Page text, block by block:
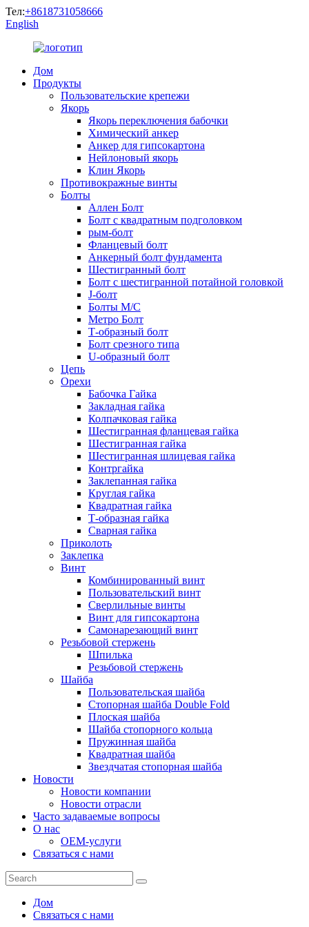
Тел:+8618731058666
English
Дом
Продукты
Пользовательские крепежи
Якорь
Якорь переключения бабочки
Химический анкер
Анкер для гипсокартона
Нейлоновый якорь
Клин Якорь
Противокражные винты
Болты
Аллен Болт
Болт с квадратным подголовком
рым-болт
Фланцевый болт
Анкерный болт фундамента
Шестигранный болт
Болт с шестигранной потайной головкой
J-болт
Болты М/С
Метро Болт
Т-образный болт
Болт срезного типа
U-образный болт
Цепь
Орехи
Бабочка Гайка
Закладная гайка
Колпачковая гайка
Шестигранная фланцевая гайка
Шестигранная гайка
Шестигранная шлицевая гайка
Контргайка
Заклепанная гайка
Круглая гайка
Квадратная гайка
Т-образная гайка
Сварная гайка
Приколоть
Заклепка
Винт
Комбинированный винт
Пользовательский винт
Сверлильные винты
Винт для гипсокартона
Самонарезающий винт
Резьбовой стержень
Шпилька
Резьбовой стержень
Шайба
Пользовательская шайба
Стопорная шайба Double Fold
Плоская шайба
Шайба стопорного кольца
Пружинная шайба
Квадратная шайба
Звездчатая стопорная шайба
Новости
Новости компании
Новости отрасли
Часто задаваемые вопросы
О нас
OEM-услуги
Связаться с нами
Дом
Связаться с нами